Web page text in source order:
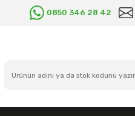
0850 346 28 42